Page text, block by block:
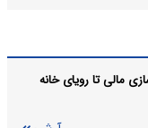
مالی تا رویای خانه